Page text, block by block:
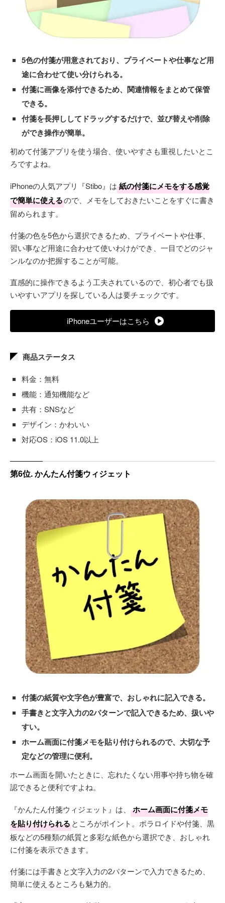
5色の付箋が用意されており、プライベートや仕事など用
途に合わせて使い分けられる。
付箋に画像を添付できるため、関連情報をまとめて保管
できる。
付箋を長押ししてドラッグするだけで、並び替えや削除
ができ操作が簡単。
初めて付箋アプリを使う場合、使いやすさも重視したいとこ
ろですよね。
iPhoneの人気アプリ『Stibo』は 紙の付箋にメモをする感覚
で簡単に使えるので、メモをしておきたいことをすぐに書き
留められます。
付箋の色を5色から選択できるため、プライベートや仕事、
習い事など用途に合わせて使いわけができ、一目でどのジャ
ンルなのか把握することが可能。
直感的に操作できるよう工夫されているので、初心者でも扱
いやすいアプリを探している人は要チェックです。
iPhoneユーザーはこちら
商品ステータス
料金：無料
機能：通知機能など
共有：SNSなど
デザイン：かわいい
対応OS：iOS 11.0以上
第6位. かんたん付箋ウィジェット
付箋の紙質や文字色が豊富で、おしゃれに記入できる。
手書きと文字入力の2パターンで記入できるため、扱いや
すい。
ホーム画面に付箋メモを貼り付けられるので、大切な予
定などの管理に便利。
ホーム画面を開いたときに、忘れたくない用事や持ち物を確
認できると便利ですよね。
『かんたん付箋ウィジェット』は、
ホーム画面に付箋メモ
を貼り付けられるところがポイント。ポラロイドや付箋、黒
板などの5種類の紙質と多彩な紙色から選択でき、おしゃれ
に付箋を表示できます。
付箋には手書きと文字入力の2パターンで入力できるため、
簡単に使えるところも魅力的。